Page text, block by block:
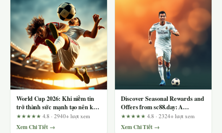
World Cup 2026: Khi niềm tin
trở thành sức mạnh tạo nên kỳ
tích
★★★★★ 4.8 · 2940+ lượt xem
Xem Chi Tiết →
Discover Seasonal Rewards and
Offers from sc88.day: A
Balanced Review
★★★★★ 4.8 · 2324+ lượt xem
Xem Chi Tiết →